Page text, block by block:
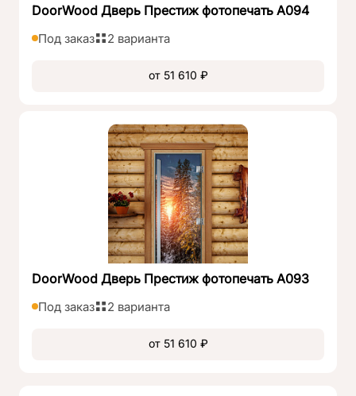
DoorWood Дверь Престиж фотопечать А094
Под заказ 2 варианта
от 51 610 ₽
DoorWood Дверь Престиж фотопечать А093
Под заказ 2 варианта
от 51 610 ₽